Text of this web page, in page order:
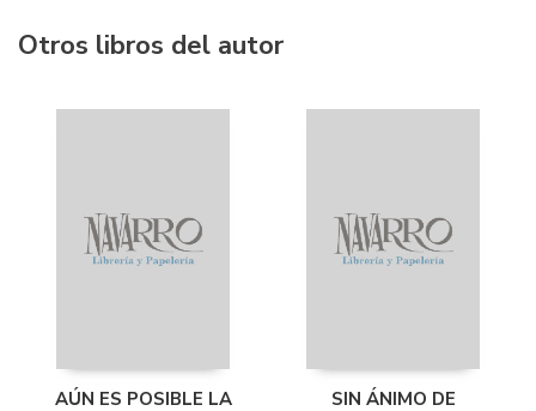
Otros libros del autor
AÚN ES POSIBLE LA
SIN ÁNIMO DE